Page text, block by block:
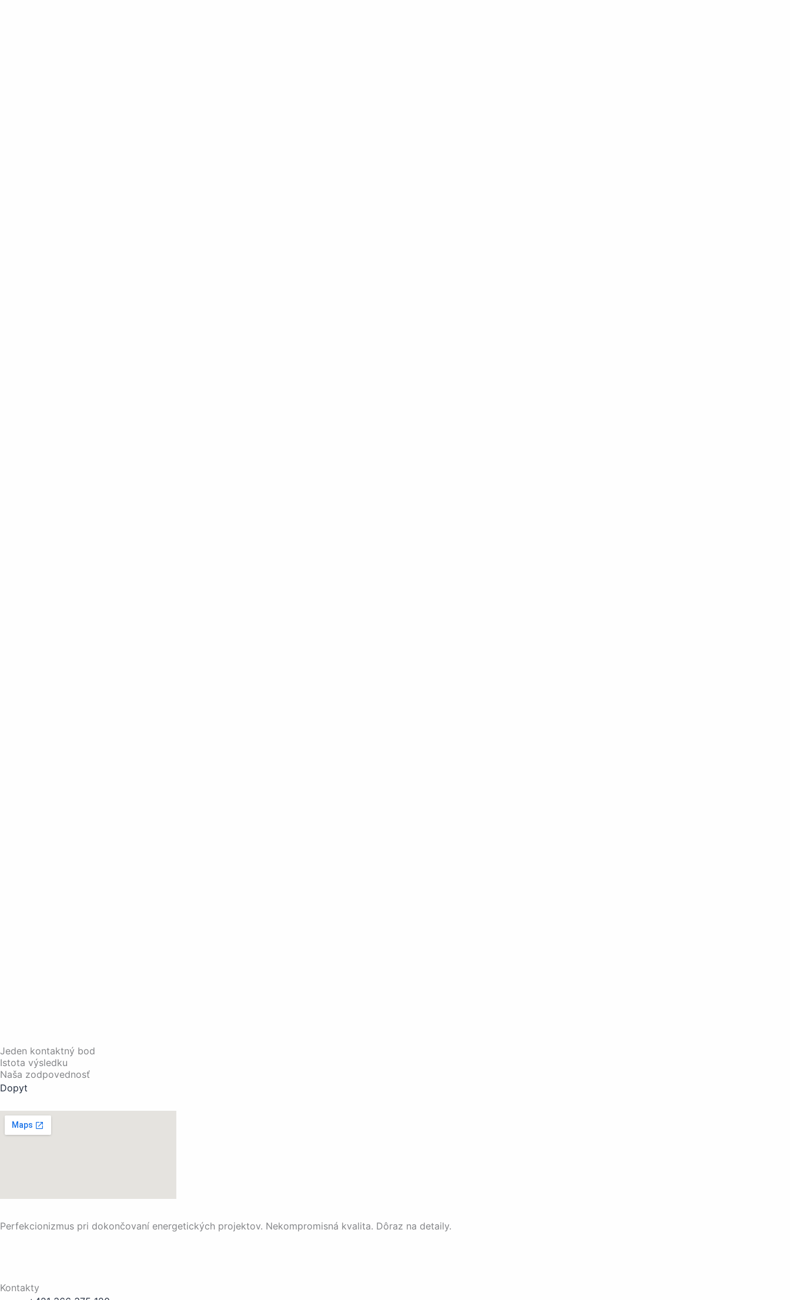
Jeden kontaktný bod
Istota výsledku
Naša zodpovednosť
Dopyt
Perfekcionizmus pri dokončovaní energetických projektov. Nekompromisná kvalita. Dôraz na detaily.
Kontakty